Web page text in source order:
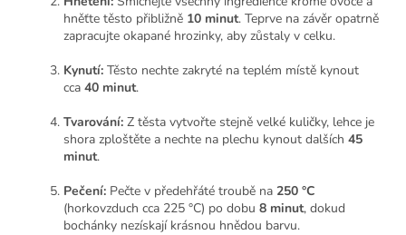
hněťte těsto přibližně 10 minut. Teprve na závěr opatrně
zapracujte okapané hrozinky, aby zůstaly v celku.
Kynutí: Těsto nechte zakryté na teplém místě kynout
cca 40 minut.
Tvarování: Z těsta vytvořte stejně velké kuličky, lehce je
shora zploštěte a nechte na plechu kynout dalších 45
minut.
Pečení: Pečte v předehřáté troubě na 250 °C
(horkovzduch cca 225 °C) po dobu 8 minut, dokud
bochánky nezískají krásnou hnědou barvu.